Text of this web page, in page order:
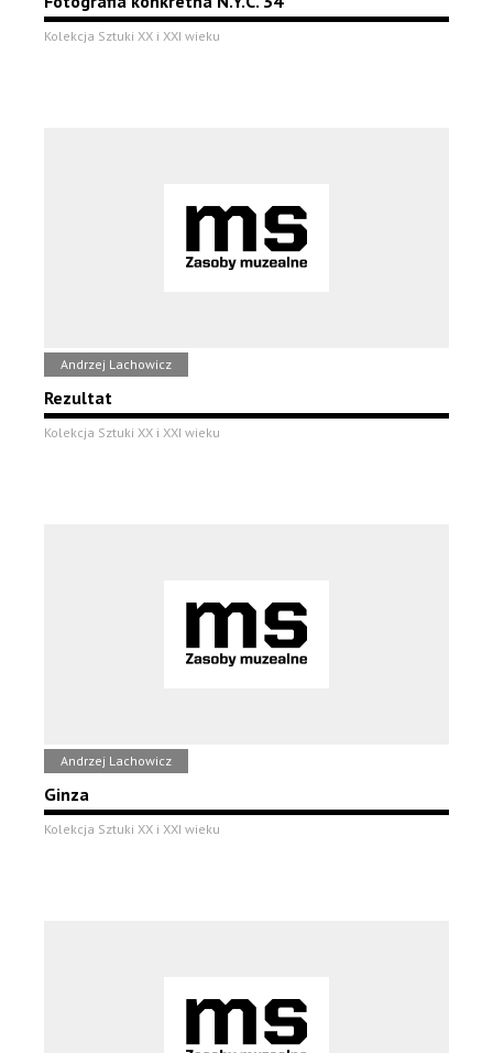
Kolekcja Sztuki XX i XXI wieku
Andrzej Lachowicz
Rezultat
Kolekcja Sztuki XX i XXI wieku
Andrzej Lachowicz
Ginza
Kolekcja Sztuki XX i XXI wieku